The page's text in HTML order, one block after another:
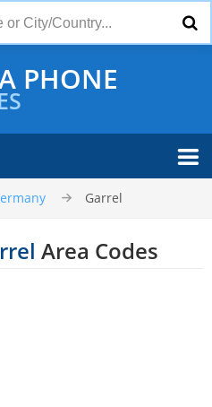
PHONE
Garrel
Area Codes